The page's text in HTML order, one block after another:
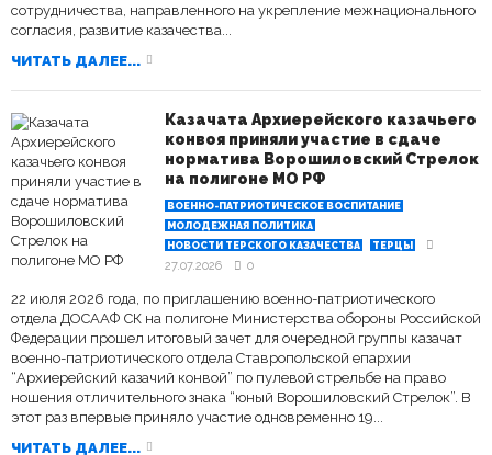
сотрудничества, направленного на укрепление межнационального
согласия, развитие казачества...
ЧИТАТЬ ДАЛЕЕ...
Казачата Архиерейского казачьего
конвоя приняли участие в сдаче
норматива Ворошиловский Стрелок
на полигоне МО РФ
ВОЕННО-ПАТРИОТИЧЕСКОЕ ВОСПИТАНИЕ
МОЛОДЕЖНАЯ ПОЛИТИКА
НОВОСТИ ТЕРСКОГО КАЗАЧЕСТВА
ТЕРЦЫ
27.07.2026 0
22 июля 2026 года, по приглашению военно-патриотического
отдела ДОСААФ СК на полигоне Министерства обороны Российской
Федерации прошел итоговый зачет для очередной группы казачат
военно-патриотического отдела Ставропольской епархии
“Архиерейский казачий конвой” по пулевой стрельбе на право
ношения отличительного знака “юный Ворошиловский Стрелок”. В
этот раз впервые приняло участие одновременно 19...
ЧИТАТЬ ДАЛЕЕ...